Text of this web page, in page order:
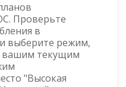
Проверьте
в
выберите режим,
вашим текущим
"Высокая